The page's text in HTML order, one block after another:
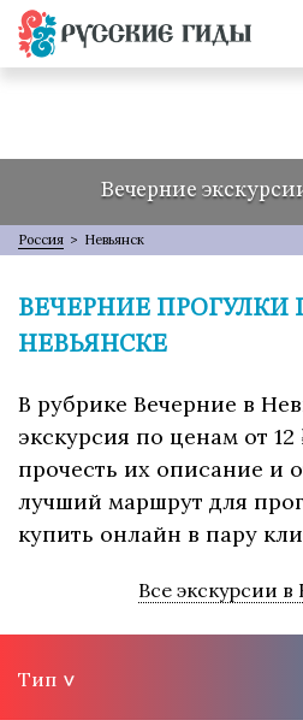
Вечерние
Россия > Невьянск
ВЕЧЕРНИЕ ПРОГУЛКИ
НЕВЬЯНСКЕ
В рубрике Вечерние в
экскурсия по ценам от
прочесть их описание и
лучший маршрут для
купить онлайн в пару
Все экскурсии в
Тип